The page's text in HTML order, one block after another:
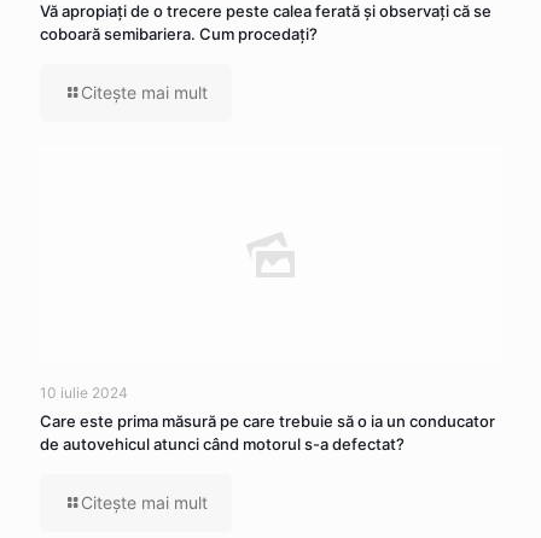
Vă apropiaţi de o trecere peste calea ferată şi observaţi că se
coboară semibariera. Cum procedaţi?
Citeşte mai mult
10 iulie 2024
Care este prima măsură pe care trebuie să o ia un conducator
de autovehicul atunci când motorul s-a defectat?
Citeşte mai mult